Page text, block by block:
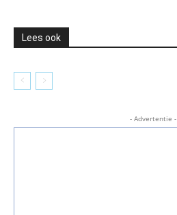
Lees ook
- Advertentie -